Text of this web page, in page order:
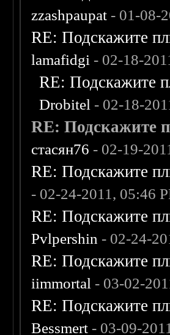
zzashpaupat - 01-08-
RE: Подскажите
lamafidgi - 02-18-
RE: Подскажите
Drobitel - 02-18-
RE: Подскажите
стасян76 - 02-19-
RE: Подскажите
- 02-24-2011, 05:46
RE: Подскажите
Pvlpershin - 02-24-
RE: Подскажите
iimmortal - 03-02-
RE: Подскажите
Bessmert - 03-09-